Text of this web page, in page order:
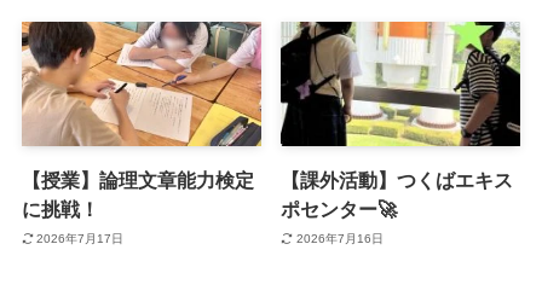
【授業】論理文章能力検定
に挑戦！
2026年7月17日
【課外活動】つくばエキス
ポセンター🚀
2026年7月16日